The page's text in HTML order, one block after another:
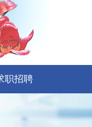
职招聘